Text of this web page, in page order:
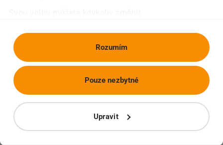
Rozumím
Upravit
Pouze nezbytné